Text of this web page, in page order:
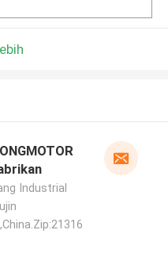
Industrial